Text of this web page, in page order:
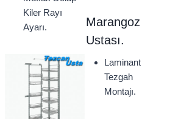
Kiler Rayı
Ayarı.
Marangoz
Ustası.
Laminant
Tezgah
Montajı.